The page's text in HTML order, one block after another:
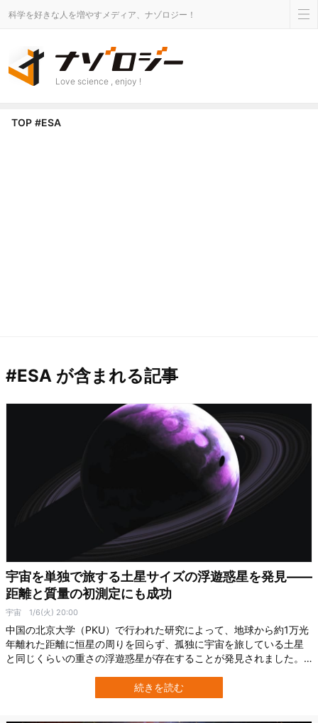
科学を好きな人を増やすメディア、ナゾロジー！
Love science , enjoy !
TOP #ESA
#ESA が含まれる記事
宇宙を単独で旅する土星サイズの浮遊惑星を発見――
距離と質量の初測定にも成功
宇宙 1/6(火) 20:00
中国の北京大学（PKU）で行われた研究によって、地球から約1万光
年離れた距離に恒星の周りを回らず、孤独に宇宙を旅している土星
と同じくらいの重さの浮遊惑星が存在することが発見されました。
ては正確に観測することは困難だったこともあり、両者の正確な観
測に成功した今回の研究成果は画期的なものと言えます。 過去の研
続きを読む